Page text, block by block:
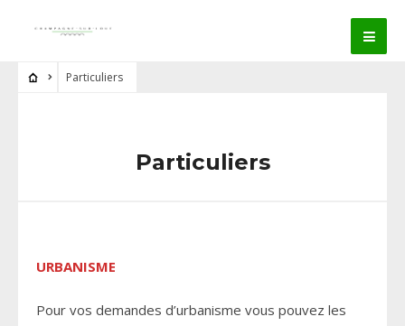
Particuliers
Particuliers
URBANISME
Pour vos demandes d’urbanisme vous pouvez les